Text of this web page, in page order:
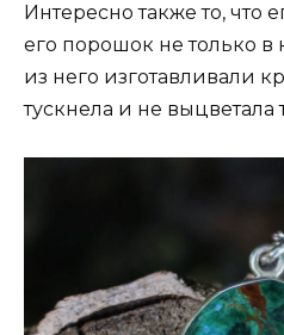
Интересно также то, что
его порошок не только в
из него изготавливали
тускнела и не выцветала